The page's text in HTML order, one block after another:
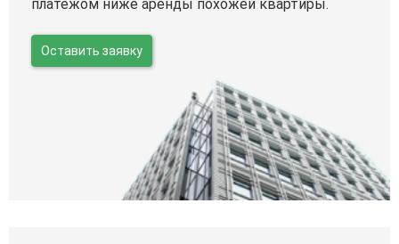
платежом ниже аренды похожей квартиры.
Оставить заявку